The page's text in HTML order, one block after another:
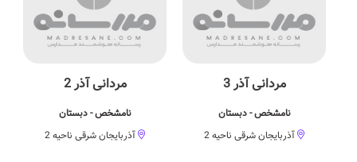
مردانی آذر 3
نامشخص - دبستان
آذربایجان شرقی ناحیه 2
مردانی آذر 2
نامشخص - دبستان
آذربایجان شرقی ناحیه 2